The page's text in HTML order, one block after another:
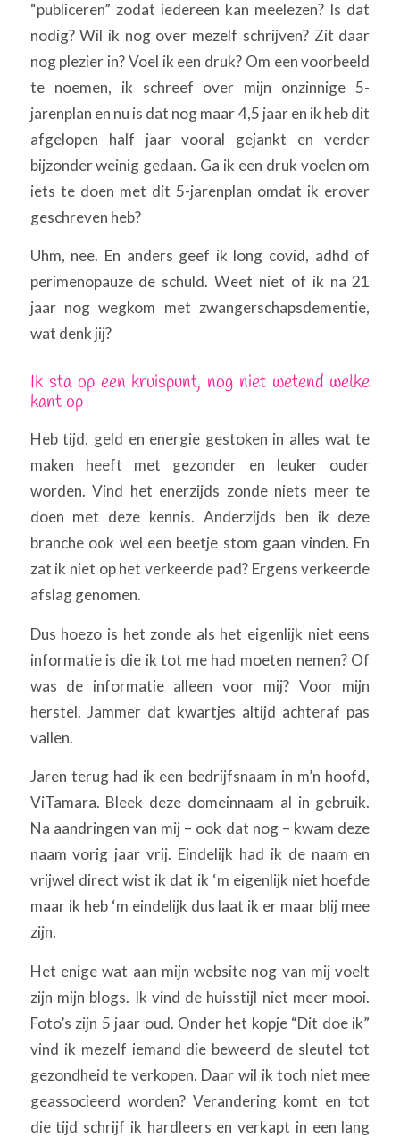
“publiceren” zodat iedereen kan meelezen? Is dat
nodig? Wil ik nog over mezelf schrijven? Zit daar
nog plezier in? Voel ik een druk? Om een voorbeeld
te noemen, ik schreef over mijn onzinnige 5-
jarenplan en nu is dat nog maar 4,5 jaar en ik heb dit
afgelopen half jaar vooral gejankt en verder
bijzonder weinig gedaan. Ga ik een druk voelen om
iets te doen met dit 5-jarenplan omdat ik erover
geschreven heb?
Uhm, nee. En anders geef ik long covid, adhd of
perimenopauze de schuld. Weet niet of ik na 21
jaar nog wegkom met zwangerschapsdementie,
wat denk jij?
Ik sta op een kruispunt, nog niet wetend welke
kant op
Heb tijd, geld en energie gestoken in alles wat te
maken heeft met gezonder en leuker ouder
worden. Vind het enerzijds zonde niets meer te
doen met deze kennis. Anderzijds ben ik deze
branche ook wel een beetje stom gaan vinden. En
zat ik niet op het verkeerde pad? Ergens verkeerde
afslag genomen.
Dus hoezo is het zonde als het eigenlijk niet eens
informatie is die ik tot me had moeten nemen? Of
was de informatie alleen voor mij? Voor mijn
herstel. Jammer dat kwartjes altijd achteraf pas
vallen.
Jaren terug had ik een bedrijfsnaam in m’n hoofd,
ViTamara. Bleek deze domeinnaam al in gebruik.
Na aandringen van mij – ook dat nog – kwam deze
naam vorig jaar vrij. Eindelijk had ik de naam en
vrijwel direct wist ik dat ik ‘m eigenlijk niet hoefde
maar ik heb ‘m eindelijk dus laat ik er maar blij mee
zijn.
Het enige wat aan mijn website nog van mij voelt
zijn mijn blogs. Ik vind de huisstijl niet meer mooi.
Foto’s zijn 5 jaar oud. Onder het kopje “Dit doe ik”
vind ik mezelf iemand die beweerd de sleutel tot
gezondheid te verkopen. Daar wil ik toch niet mee
geassocieerd worden? Verandering komt en tot
die tijd schrijf ik hardleers en verkapt in een lang